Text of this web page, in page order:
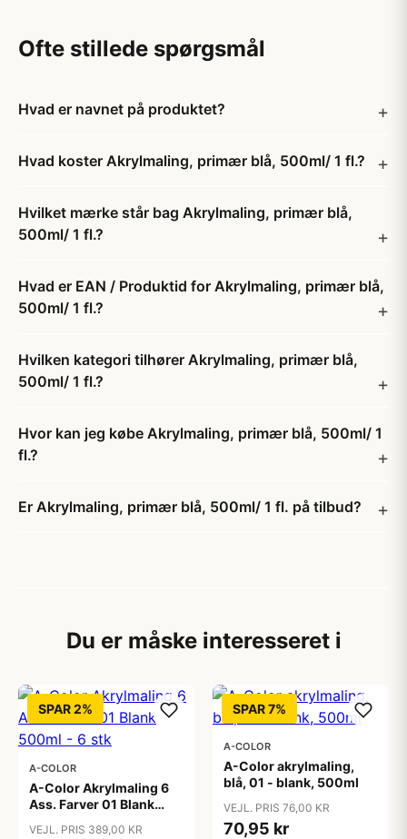
Ofte stillede spørgsmål
Hvad er navnet på produktet?
Hvad koster Akrylmaling, primær blå, 500ml/ 1 fl.?
Hvilket mærke står bag Akrylmaling, primær blå,
500ml/ 1 fl.?
Hvad er EAN / Produktid for Akrylmaling, primær blå,
500ml/ 1 fl.?
Hvilken kategori tilhører Akrylmaling, primær blå,
500ml/ 1 fl.?
Hvor kan jeg købe Akrylmaling, primær blå, 500ml/ 1
fl.?
Er Akrylmaling, primær blå, 500ml/ 1 fl. på tilbud?
Du er måske interesseret i
SPAR 2%
A-COLOR
A-Color Akrylmaling 6
Ass. Farver 01 Blank
VEJL. PRIS 389,00 KR
SPAR 7%
A-COLOR
A-Color akrylmaling,
blå, 01 - blank, 500ml
VEJL. PRIS 76,00 KR
70,95 kr